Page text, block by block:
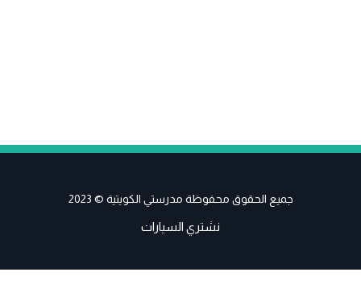
جميع الحقوق محفوظة مدرستي الكويتية © 2023
نشتري السيارات